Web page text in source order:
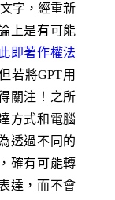
字，經重新
上是有可能
此即著作權法
若將GPT用
關注！之所
方式和電腦
透過不同的
確有可能轉
達，而不會